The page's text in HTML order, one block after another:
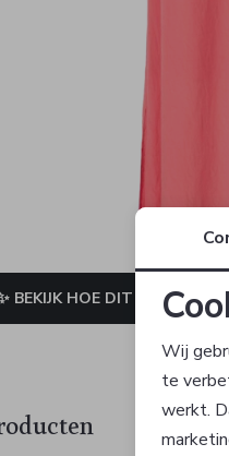
BEKIJK HOE DIT JE STAAT
Sale
Wij
te
werkt.